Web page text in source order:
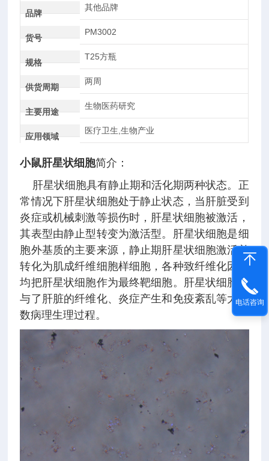
品牌
其他品牌
货号
PM3002
规格
T25方瓶
供货周期
两周
主要用途
生物医药研究
应用领域
医疗卫生,生物产业
小鼠肝星状细胞简介：
肝星状细胞具有静止期和活化期两种状态。正
常情况下肝星状细胞处于静止状态，当肝脏受到
炎症或机械刺激等损伤时，肝星状细胞被激活，
其表型由静止型转变为激活型。肝星状细胞是细
胞外基质的主要来源，静止期肝星状细胞激活并
转化为肌成纤维细胞样细胞，各种致纤维化因素
均把肝星状细胞作为最终靶细胞。肝星状细胞参
与了肝脏的纤维化、炎症产生和免疫紊乱等大多
数病理生理过程。
电话咨询